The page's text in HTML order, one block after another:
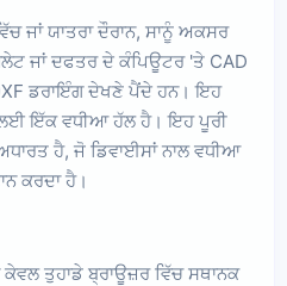
ਜਾਂ ਯਾਤਰਾ ਦੌਰਾਨ, ਸਾਨੂੰ ਅਕਸਰ
ਜਾਂ ਦਫਤਰ ਦੇ ਕੰਪਿਊਟਰ 'ਤੇ CAD
ਡਰਾਇੰਗ ਦੇਖਣੇ ਪੈਂਦੇ ਹਨ। ਇਹ
ਇੱਕ ਵਧੀਆ ਹੱਲ ਹੈ। ਇਹ ਪੂਰੀ
ਹੈ, ਜੋ ਡਿਵਾਈਸਾਂ ਨਾਲ ਵਧੀਆ
ਕਰਦਾ ਹੈ।
ਤੁਹਾਡੇ ਬ੍ਰਾਊਜ਼ਰ ਵਿੱਚ ਸਥਾਨਕ